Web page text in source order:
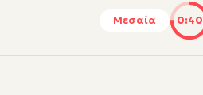
Μεσαία 0:40